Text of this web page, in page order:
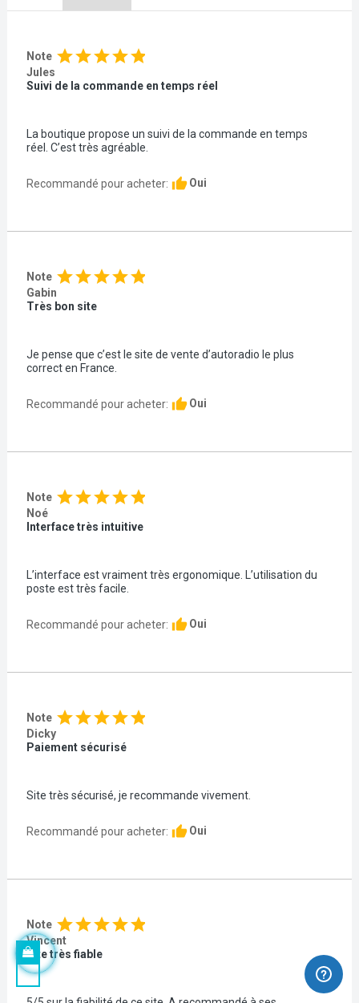
Note starstarstarstarstar
Jules
Suivi de la commande en temps réel
La boutique propose un suivi de la commande en temps
réel. C’est très agréable.
Recommandé pour acheter: thumb_upOui
Note starstarstarstarstar
Gabin
Très bon site
Je pense que c’est le site de vente d’autoradio le plus
correct en France.
Recommandé pour acheter: thumb_upOui
Note starstarstarstarstar
Noé
Interface très intuitive
L’interface est vraiment très ergonomique. L’utilisation du
poste est très facile.
Recommandé pour acheter: thumb_upOui
Note starstarstarstarstar
Dicky
Paiement sécurisé
Site très sécurisé, je recommande vivement.
Recommandé pour acheter: thumb_upOui
Note starstarstarstarstar
Vincent
Site très fiable